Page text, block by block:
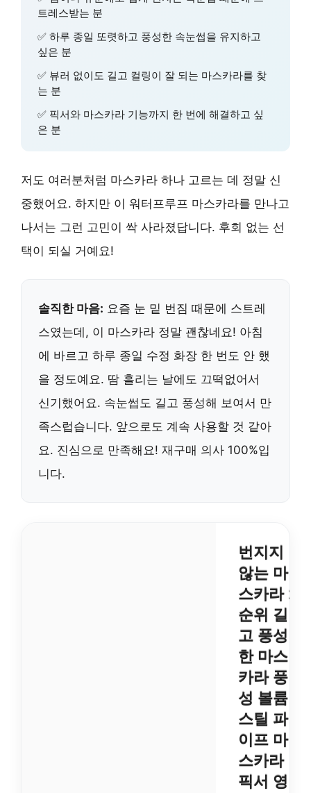
트레스받는 분
✅ 하루 종일 또렷하고 풍성한 속눈썹을 유지하고
싶은 분
✅ 뷰러 없이도 길고 컬링이 잘 되는 마스카라를 찾
는 분
✅ 픽서와 마스카라 기능까지 한 번에 해결하고 싶
은 분
저도 여러분처럼 마스카라 하나 고르는 데 정말 신
중했어요. 하지만 이 워터프루프 마스카라를 만나고
나서는 그런 고민이 싹 사라졌답니다. 후회 없는 선
택이 되실 거예요!
솔직한 마음: 요즘 눈 밑 번짐 때문에 스트레
스였는데, 이 마스카라 정말 괜찮네요! 아침
에 바르고 하루 종일 수정 화장 한 번도 안 했
을 정도예요. 땀 흘리는 날에도 끄떡없어서
신기했어요. 속눈썹도 길고 풍성해 보여서 만
족스럽습니다. 앞으로도 계속 사용할 것 같아
요. 진심으로 만족해요! 재구매 의사 100%입
니다.
번지지
않는 마
스카라 1
순위 길
고 풍성
한 마스
카라 풍
성 볼륨
스틸 파
이프 마
스카라
픽서 영